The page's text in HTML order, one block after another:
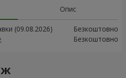
Опис
(09.08.2026)
Безкоштовно
Безкоштовно